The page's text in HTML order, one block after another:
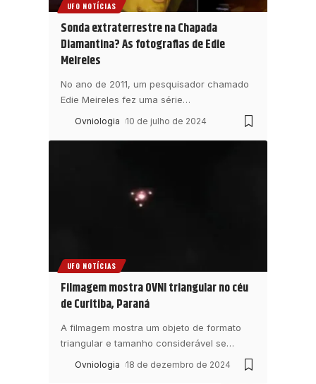
UFO NOTÍCIAS
Sonda extraterrestre na Chapada
Diamantina? As fotografias de Edie
Meireles
No ano de 2011, um pesquisador chamado
Edie Meireles fez uma série…
Ovniologia 10 de julho de 2024
UFO NOTÍCIAS
Filmagem mostra OVNI triangular no céu
de Curitiba, Paraná
A filmagem mostra um objeto de formato
triangular e tamanho considerável se…
Ovniologia 18 de dezembro de 2024